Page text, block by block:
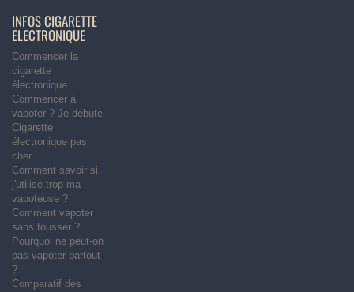
INFOS CIGARETTE
ELECTRONIQUE
Commencer la
cigarette
électronique
Commencer à
vapoter ? Je débute
Cigarette
électronique pas
cher
Comment savoir si
j'utilise trop ma
vapoteuse ?
Comment vapoter
sans tousser ?
Pourquoi ne peut-on
pas vapoter partout
?
Comparatif des